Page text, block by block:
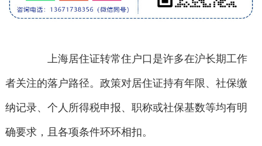
上海居住证转常住户口是许多在沪长期工作
者关注的落户路径。政策对居住证持有年限、社保缴
纳记录、个人所得税申报、职称或社保基数等均有明
确要求，且各项条件环环相扣。